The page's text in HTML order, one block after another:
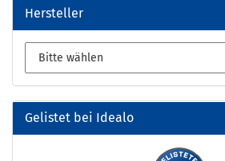
Hersteller
Gelistet bei Idealo